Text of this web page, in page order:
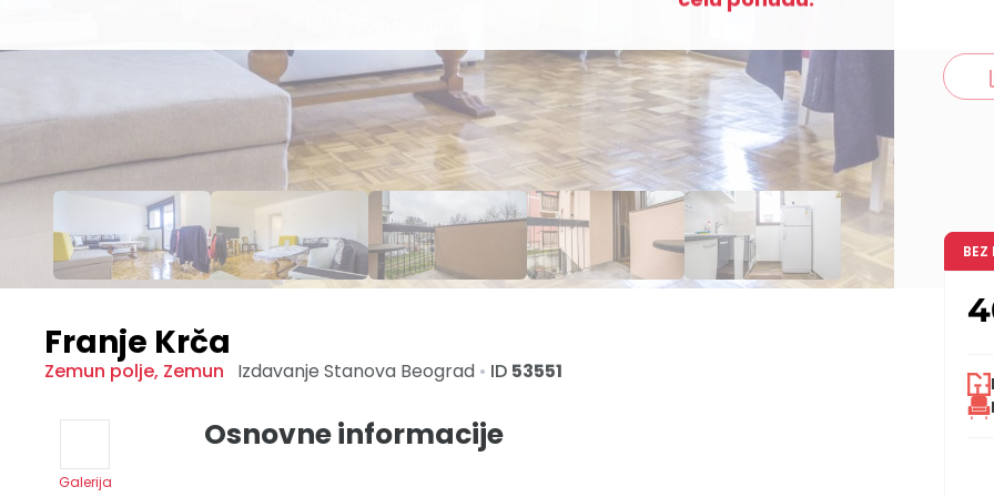
Franje Krča
Zemun polje, Zemun Izdavanje Stanova Beograd • ID 53551
Galerija
Osnovne informacije
BEZ